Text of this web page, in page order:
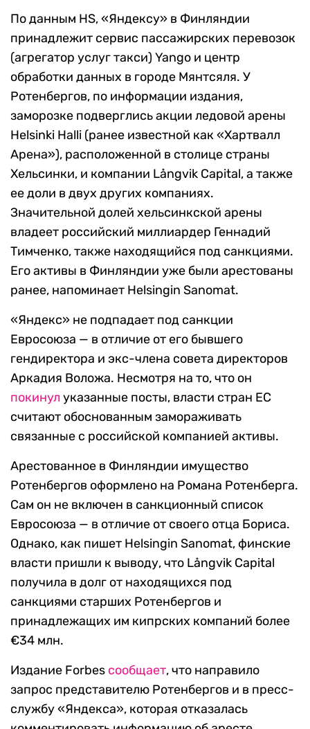
По данным HS, «Яндексу» в Финляндии
принадлежит сервис пассажирских перевозок
(агрегатор услуг такси) Yango и центр
обработки данных в городе Мянтсяля. У
Ротенбергов, по информации издания,
заморозке подверглись акции ледовой арены
Helsinki Halli (ранее известной как «Хартвалл
Арена»), расположенной в столице страны
Хельсинки, и компании Långvik Capital, а также
ее доли в двух других компаниях.
Значительной долей хельсинкской арены
владеет российский миллиардер Геннадий
Тимченко, также находящийся под санкциями.
Его активы в Финляндии уже были арестованы
ранее, напоминает Helsingin Sanomat.
«Яндекс» не подпадает под санкции
Евросоюза — в отличие от его бывшего
гендиректора и экс-члена совета директоров
Аркадия Воложа. Несмотря на то, что он
покинул указанные посты, власти стран ЕС
считают обоснованным замораживать
связанные с российской компанией активы.
Арестованное в Финляндии имущество
Ротенбергов оформлено на Романа Ротенберга.
Сам он не включен в санкционный список
Евросоюза — в отличие от своего отца Бориса.
Однако, как пишет Helsingin Sanomat, финские
власти пришли к выводу, что Långvik Capital
получила в долг от находящихся под
санкциями старших Ротенбергов и
принадлежащих им кипрских компаний более
€34 млн.
Издание Forbes сообщает, что направило
запрос представителю Ротенбергов и в пресс-
службу «Яндекса», которая отказалась